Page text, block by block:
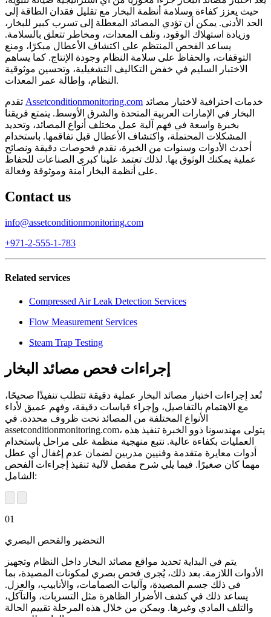
حيث يعزز كفاءة وسلامة أنظمة البخار مع تقليل فقدان الطاقة إلى
الحد الأدنى. يمكن أن تؤدي المصائد المعطلة إلى تسرب كبير للبخار،
وزيادة استهلاك الوقود، وتلف المعدات، ومخاطر تتعلق بالسلامة.
يساعد الفحص المنتظم على اكتشاف الأعطال مبكرًا، ومنع
التوقفات، والحفاظ على سلامة النظام وجودة الإنتاج. كما يساهم
الاختبار السليم في خفض التكاليف التشغيلية، وتحسين موثوقية
النظام، وإطالة عمر المعدات.
Assetconditionmonitoring.com
البخار في الإمارات العربية المتحدة والشرق الأوسط. يتمتع فريقنا
بخبرة واسعة في فهم آلية عمل مختلف أنواع المصائد، وتحديد
المشكلات المحتملة، واكتشاف الأعطال قبل تفاقمها. باستخدام
أحدث الأدوات وسنوات من الخبرة، نقدم فحوصات دقيقة ونصائح
عملية يمكنك الوثوق بها. لذلك تعتمد علينا كبرى الصناعات للحفاظ
على أنظمة البخار آمنة وموثوقة وفعالة.
Contact us
info@assetconditionmonitoring.com
+971-2-555-1-783
Related services
Compressed Air Leak Detection Services
Flow Measurement Services
Steam Trap Testing
إجراءات فحص مصائد البخار
تُعد إجراءات اختبار مصائد البخار عملية دقيقة تتطلب تنفيذًا صحيحًا،
مع الاهتمام بالتفاصيل، وإجراء قياسات دقيقة، وفهم عميق لأداء
الأنواع المختلفة من المصائد تحت ظروف محددة. في
assetconditionmonitoring.com، يتولى مهندسونا ذوو الخبرة تنفيذ هذه
العمليات بكفاءة عالية. نتبع منهجية منظمة على مراحل باستخدام
أدوات معايرة متقدمة وفنيين مدربين لضمان عدم إغفال أي عطل
مهما كان صغيرًا. فيما يلي شرح مفصل لآلية تنفيذ إجراءات الفحص
الشامل:
01
التحضير والفحص البصري
يتم في البداية تحديد مواقع مصائد البخار داخل النظام وتجهيز
الأدوات اللازمة. بعد ذلك، يُجرى فحص بصري لمكونات المصيدة، بما
في ذلك جسم المصيدة، وآليات الصمامات، والأنابيب، والعزل.
يساعد ذلك في كشف الأضرار الظاهرة مثل التسربات، والتآكل،
والتلف المادي وغيرها. ويمكن من خلال هذه المرحلة تقييم الحالة